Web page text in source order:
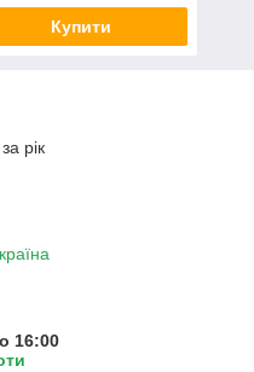
Купити
рік
16:00